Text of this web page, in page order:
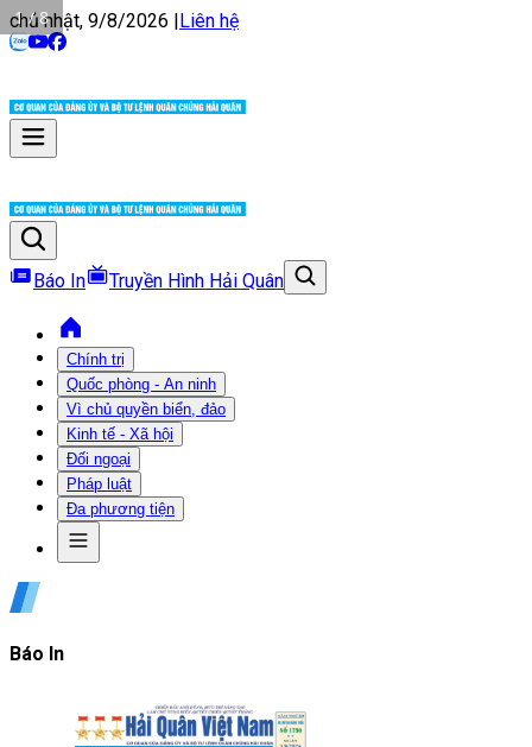
chủ nhật, 9/8/2026 |Liên hệ
Báo In Truyền Hình Hải Quân
Chính trị
Quốc phòng - An ninh
Vì chủ quyền biển, đảo
Kinh tế - Xã hội
Đối ngoại
Pháp luật
Đa phương tiện
Báo In
1 / 8